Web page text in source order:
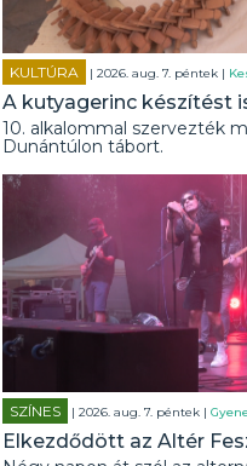
KULTÚRA | 2026. aug. 7. péntek |
A kutyagerinc készítést
10. alkalommal szervezték
Dunántúlon tábort.
SZÍNES | 2026. aug. 7. péntek |
Elkezdődött az Altér